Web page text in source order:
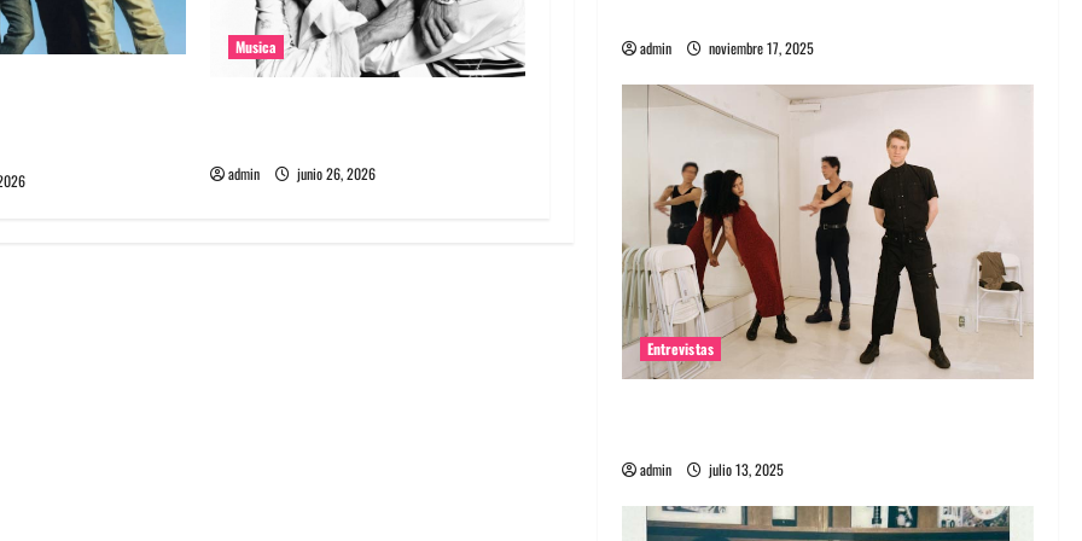
Musica
admin junio 26, 2026
admin noviembre 17, 2025
Entrevistas
admin julio 13, 2025